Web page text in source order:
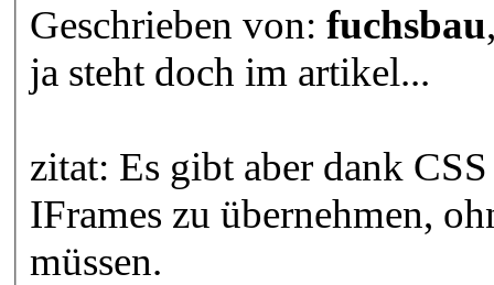
Geschrieben von: fuchsbau
ja steht doch im artikel...
zitat: Es gibt aber dank
IFrames zu übernehmen,
müssen.